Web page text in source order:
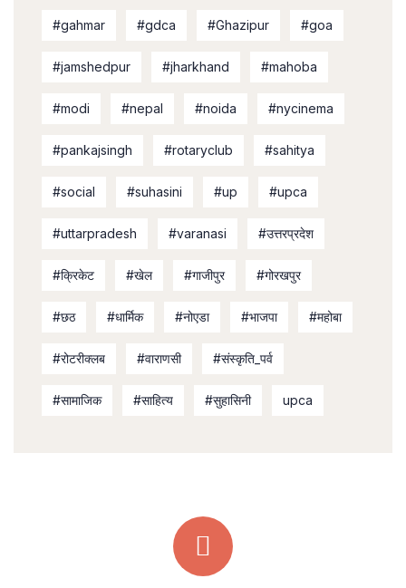
#gahmar #gdca #Ghazipur #goa
#jamshedpur #jharkhand #mahoba
#modi #nepal #noida #nycinema
#pankajsingh #rotaryclub #sahitya
#social #suhasini #up #upca
#uttarpradesh #varanasi #उत्तरप्रदेश
#क्रिकेट #खेल #गाजीपुर #गोरखपुर
#छठ #धार्मिक #नोएडा #भाजपा #महोबा
#रोटरीक्लब #वाराणसी #संस्कृति_पर्व
#सामाजिक #साहित्य #सुहासिनी upca